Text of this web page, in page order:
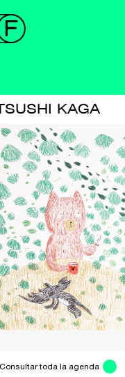
KAGA
Consultar toda la agenda